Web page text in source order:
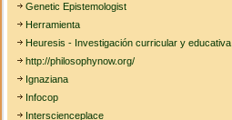
Genetic Epistemologist
Herramienta
Heuresis - Investigación curricular y educativa
http://philosophynow.org/
Ignaziana
Infocop
Interscienceplace